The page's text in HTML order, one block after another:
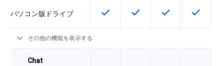
パソコン版ドライブ この機能は該当の SKU で利用で
check この機能は該当の SKU
check この機能は該当
check この機
check
expand_more その他の機能を表示する
Chat